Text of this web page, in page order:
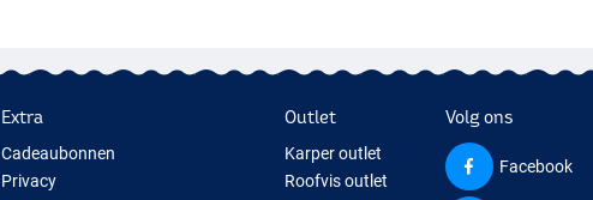
Extra
Cadeaubonnen
Privacy
Outlet
Karper outlet
Roofvis outlet
Volg ons
Facebook